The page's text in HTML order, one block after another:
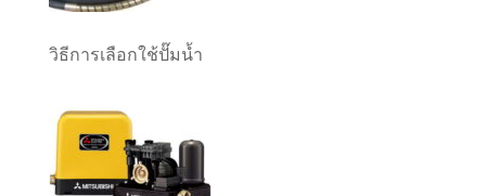
วิธีการเลือกใช้ปั๊มน้ำ